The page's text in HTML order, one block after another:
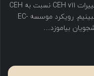
دانشجویان در حال حاضر به وجود آمده، تغییرات CEH v11 نسبت به CEH
v10 است. بیایید با هم جواب این سوال را ببینیم. رویکرد موسسه EC-